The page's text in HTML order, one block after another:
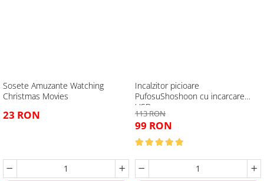
Sosete Amuzante Watching
Christmas Movies
23 RON
Incalzitor picioare
PufosuShoshoon cu incarcare
USB
113 RON
99 RON